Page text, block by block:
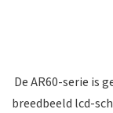
De AR60-serie is
breedbeeld lcd-